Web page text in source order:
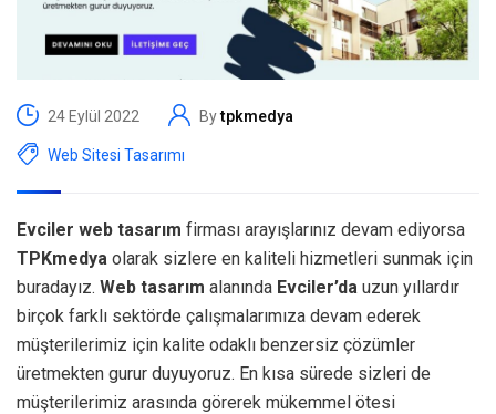
24 Eylül 2022 Bytpkmedya
Web Sitesi Tasarımı
Evciler web tasarım firması arayışlarınız devam ediyorsa
TPKmedya olarak sizlere en kaliteli hizmetleri sunmak için
buradayız. Web tasarım alanında Evciler’da uzun yıllardır
birçok farklı sektörde çalışmalarımıza devam ederek
müşterilerimiz için kalite odaklı benzersiz çözümler
üretmekten gurur duyuyoruz. En kısa sürede sizleri de
müşterilerimiz arasında görerek mükemmel ötesi